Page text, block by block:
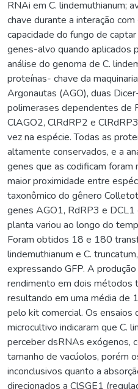
RNAi em C. lindemuthianum;
chave durante a interação
capacidade do fungo de
genes-alvo quando aplicados
análise do genoma de C.
proteínas- chave da
Argonautas (AGO), duas
polimerases dependentes de
ClAGO2, ClRdRP2 e
vez na espécie. Todas as
altamente conservados, e a
genes que as codificam foram
maior proximidade entre
taxonômico do gênero
genes AGO1, RdRP3 e DCL1
planta variou ao longo do
Foram obtidos 18 e 180
lindemuthianum e C.
expressando GFP. A
rendimento em dois métodos
resultando em uma média de
pelo kit comercial. Os
microcultivo indicaram que C.
perceber dsRNAs exógenos,
tamanho de vacúolos, porém
inconclusivos quanto a
direcionados a ClSGE1